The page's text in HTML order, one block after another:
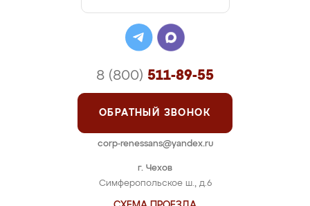
г. Чехов
Симферопольское ш., д.6
8 (800) 511-89-55
ОБРАТНЫЙ ЗВОНОК
corp-renessans@yandex.ru